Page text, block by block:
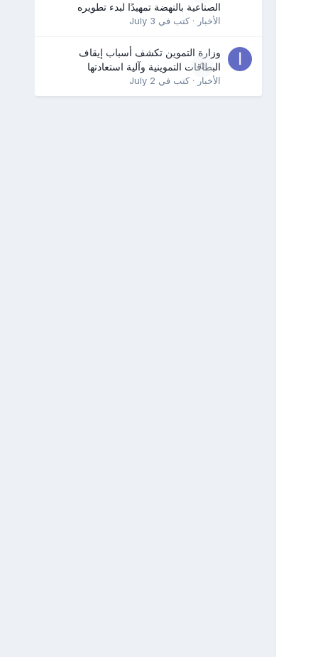
الصناعية بالنهضة تمهيدًا لبدء تطويره
الأخبار · كتب في July 3
0
وزارة التموين تكشف أسباب إيقاف
البطاقات التموينية وآلية استعادتها
الأخبار · كتب في July 2